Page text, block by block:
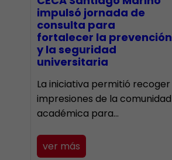
impulsó jornada de
consulta para
fortalecer la prevención
y la seguridad
universitaria
La iniciativa permitió recoger
impresiones de la comunidad
académica para…
ver más